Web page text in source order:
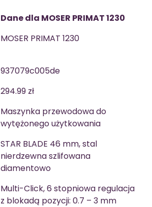
Dane dla MOSER PRIMAT 1230
MOSER PRIMAT 1230
937079c005de
294.99 zł
Maszynka przewodowa do
wytężonego użytkowania
STAR BLADE 46 mm, stal
nierdzewna szlifowana
diamentowo
Multi-Click, 6 stopniowa regulacja
z blokadą pozycji: 0.7 – 3 mm